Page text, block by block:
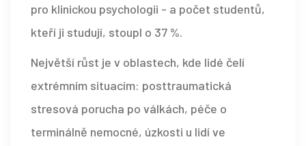
pro klinickou psychologii - a počet studentů,
kteří ji studují, stoupl o 37 %.
Největší růst je v oblastech, kde lidé čelí
extrémním situacím: posttraumatická
stresová porucha po válkách, péče o
terminálně nemocné, úzkosti u lidí ve